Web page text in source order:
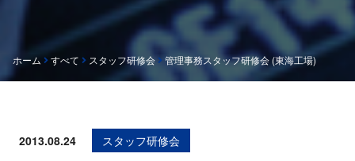
ホーム すべて スタッフ研修会 管理事務スタッフ研修会 (東海工場)
2013.08.24 スタッフ研修会